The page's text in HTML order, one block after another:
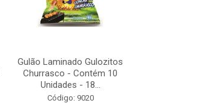
Gulão Laminado Gulozitos
Churrasco - Contém 10
Unidades - 18...
Código: 9020